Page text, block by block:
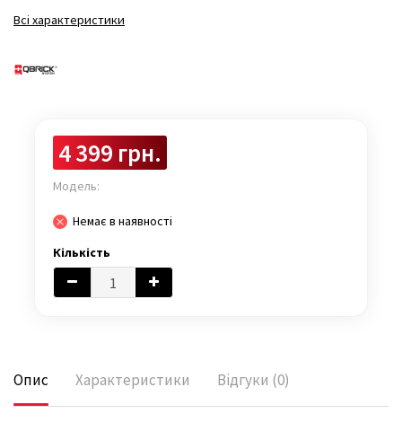
Всі характеристики
4 399 грн.
Модель:
Немає в наявності
Кількість
Опис Характеристики Відгуки (0)